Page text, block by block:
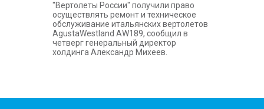
"Вертолеты России" получили право
осуществлять ремонт и техническое
обслуживание итальянских вертолетов
AgustaWestland AW189, сообщил в
четверг генеральный директор
холдинга Александр Михеев.